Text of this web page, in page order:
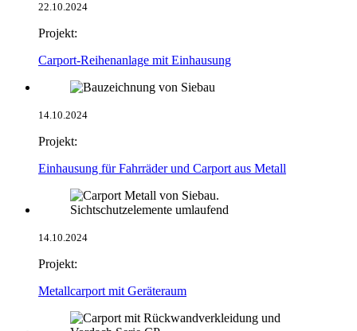
22.10.2024
Projekt:
Carport-Reihenanlage mit Einhausung
14.10.2024
Projekt:
Einhausung für Fahrräder und Carport aus Metall
14.10.2024
Projekt:
Metallcarport mit Geräteraum